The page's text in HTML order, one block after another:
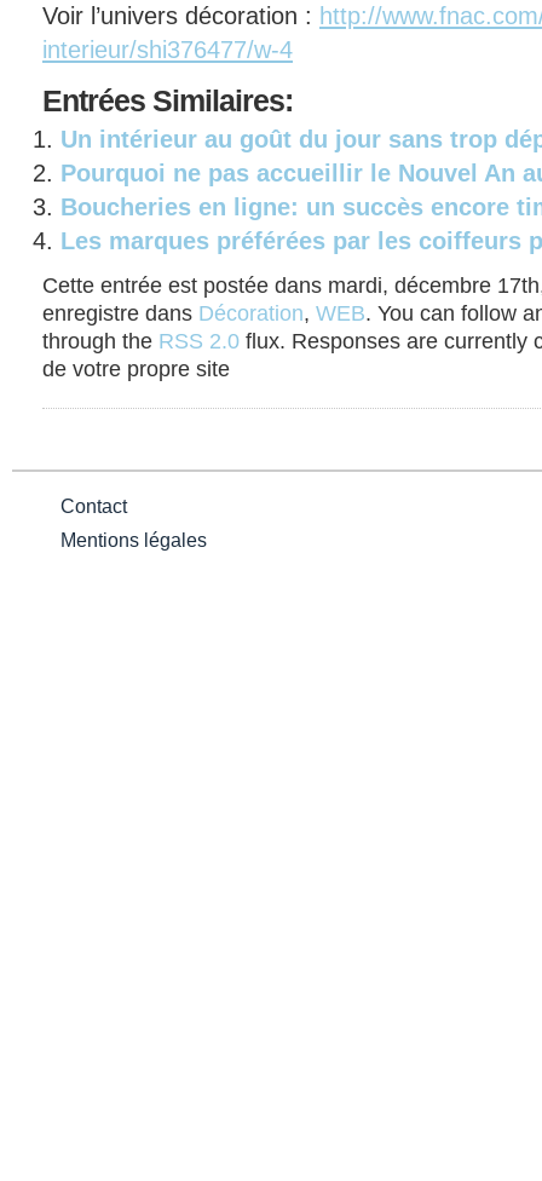
Voir l’univers décoration : http://
interieur/shi376477/w-4
Entrées Similaires:
Un intérieur au goût du jour sans trop
Pourquoi ne pas accueillir le Nouvel An
Boucheries en ligne: un succès encore
Les marques préférées par les coiffeurs
Cette entrée est postée dans mardi, décembre
enregistre dans Décoration, WEB. You can follow
through the RSS 2.0 flux. Responses are currently
de votre propre site
Contact
Mentions légales